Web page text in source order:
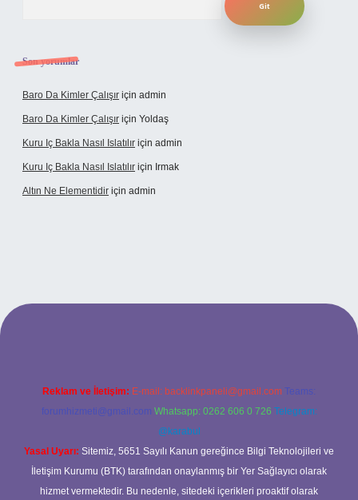
Son yorumlar
Baro Da Kimler Çalışır için admin
Baro Da Kimler Çalışır için Yoldaş
Kuru Iç Bakla Nasıl Islatılır için admin
Kuru Iç Bakla Nasıl Islatılır için Irmak
Altın Ne Elementidir için admin
güncel giriş
Reklam ve İletişim: E-mail: backlinkpaneli@gmail.com Teams:
forumhizmeti@gmail.com Whatsapp: 0262 606 0 726 Telegram:
@karabul
Yasal Uyarı: Sitemiz, 5651 Sayılı Kanun gereğince Bilgi Teknolojileri ve
İletişim Kurumu (BTK) tarafından onaylanmış bir Yer Sağlayıcı olarak
hizmet vermektedir. Bu nedenle, sitedeki içerikleri proaktif olarak